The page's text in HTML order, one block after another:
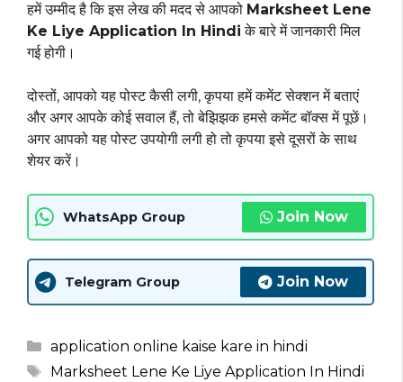
हमें उम्मीद है कि इस लेख की मदद से आपको Marksheet Lene
Ke Liye Application In Hindi के बारे में जानकारी मिल
गई होगी।
दोस्तों, आपको यह पोस्ट कैसी लगी, कृपया हमें कमेंट सेक्शन में बताएं
और अगर आपके कोई सवाल हैं, तो बेझिझक हमसे कमेंट बॉक्स में पूछें।
अगर आपको यह पोस्ट उपयोगी लगी हो तो कृपया इसे दूसरों के साथ
शेयर करें।
WhatsApp Group Join Now
Telegram Group Join Now
Categories
application online kaise kare in hindi
Tags
Marksheet Lene Ke Liye Application In Hindi